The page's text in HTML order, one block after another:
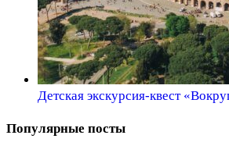
Детская экскурсия-квест
Популярные посты